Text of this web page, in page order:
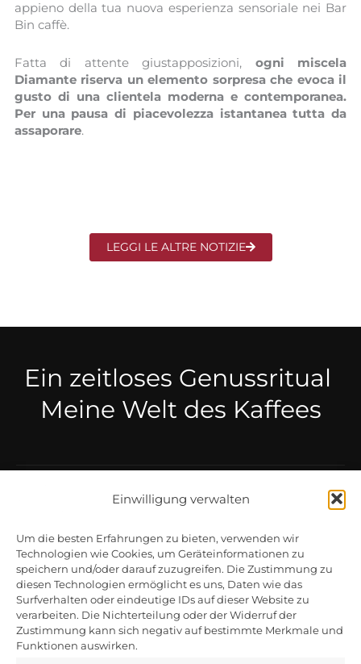
Einwilligung verwalten
Um die besten Erfahrungen zu bieten, verwenden wir
Technologien wie Cookies, um Geräteinformationen zu
speichern und/oder darauf zuzugreifen. Die Zustimmung zu
diesen Technologien ermöglicht es uns, Daten wie das
Surfverhalten oder eindeutige IDs auf dieser Website zu
verarbeiten. Die Nichterteilung oder der Widerruf der
Zustimmung kann sich negativ auf bestimmte Merkmale und
Funktionen auswirken.
appieno della tua nuova esperienza sensoriale nei Bar
Bin caffè.
Fatta di attente giustapposizioni, ogni miscela
Diamante riserva un elemento sorpresa che evoca il
gusto di una clientela moderna e contemporanea.
Per una pausa di piacevolezza istantanea tutta da
assaporare.
LEGGI LE ALTRE NOTIZIE
Ein zeitloses Genussritual
Meine Welt des Kaffees
Bin Caffè s.r.l unipersonale
Via Treviso, 72
31040 Trevignano (TV)
P.Iva 00584460265